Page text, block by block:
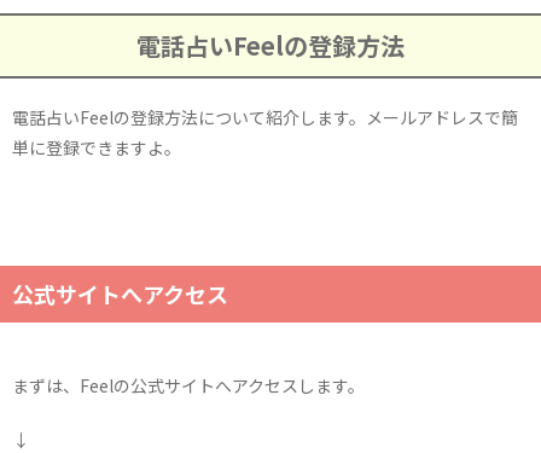
電話占いFeelの登録方法
電話占いFeelの登録方法について紹介します。メールアドレスで簡
単に登録できますよ。
公式サイトへアクセス
まずは、Feelの公式サイトへアクセスします。
↓